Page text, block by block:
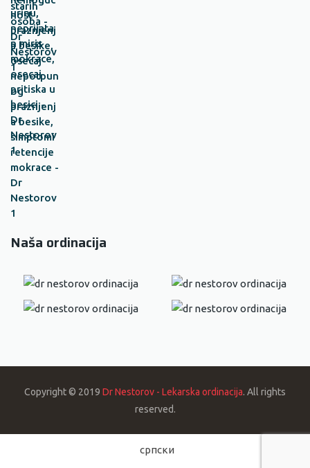
Naša ordinacija
Copyright © 2019 Dr Nestorov - Lekarska ordinacija. All rights
reserved.
српски